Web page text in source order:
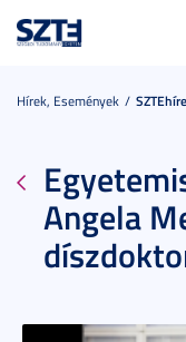
Hírek, Események
Angela